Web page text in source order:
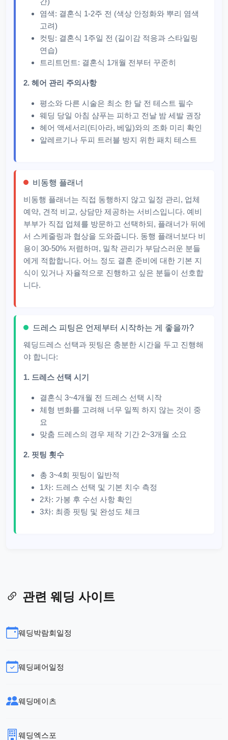
염색: 결혼식 1-2주 전 (색상 안정화와 뿌리 염색
고려)
컷팅: 결혼식 1주일 전 (길이감 적응과 스타일링
연습)
트리트먼트: 결혼식 1개월 전부터 꾸준히
2. 헤어 관리 주의사항
평소와 다른 시술은 최소 한 달 전 테스트 필수
웨딩 당일 아침 샴푸는 피하고 전날 밤 세발 권장
헤어 액세서리(티아라, 베일)와의 조화 미리 확인
알레르기나 두피 트러블 방지 위한 패치 테스트
비동행 플래너
비동행 플래너는 직접 동행하지 않고 일정 관리, 업체
예약, 견적 비교, 상담만 제공하는 서비스입니다. 예비
부부가 직접 업체를 방문하고 선택하되, 플래너가 뒤에
서 스케줄링과 협상을 도와줍니다. 동행 플래너보다 비
용이 30-50% 저렴하며, 밀착 관리가 부담스러운 분들
에게 적합합니다. 어느 정도 결혼 준비에 대한 기본 지
식이 있거나 자율적으로 진행하고 싶은 분들이 선호합
니다.
드레스 피팅은 언제부터 시작하는 게 좋을까?
웨딩드레스 선택과 핏팅은 충분한 시간을 두고 진행해
야 합니다:
1. 드레스 선택 시기
결혼식 3~4개월 전 드레스 선택 시작
체형 변화를 고려해 너무 일찍 하지 않는 것이 중
요
맞춤 드레스의 경우 제작 기간 2~3개월 소요
2. 핏팅 횟수
총 3~4회 핏팅이 일반적
1차: 드레스 선택 및 기본 치수 측정
2차: 가봉 후 수선 사항 확인
3차: 최종 핏팅 및 완성도 체크
관련 웨딩 사이트
웨딩박람회일정
웨딩페어일정
웨딩메이츠
웨딩엑스포